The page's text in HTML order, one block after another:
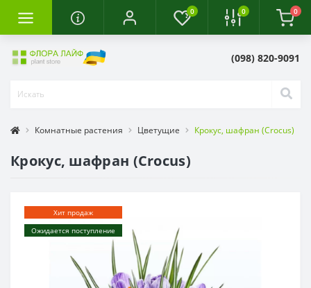
0 0 0
(098) 820-9091
Комнатные растения Цветущие Крокус, шафран (Crocus)
Крокус, шафран (Crocus)
Хит продаж
Ожидается поступление